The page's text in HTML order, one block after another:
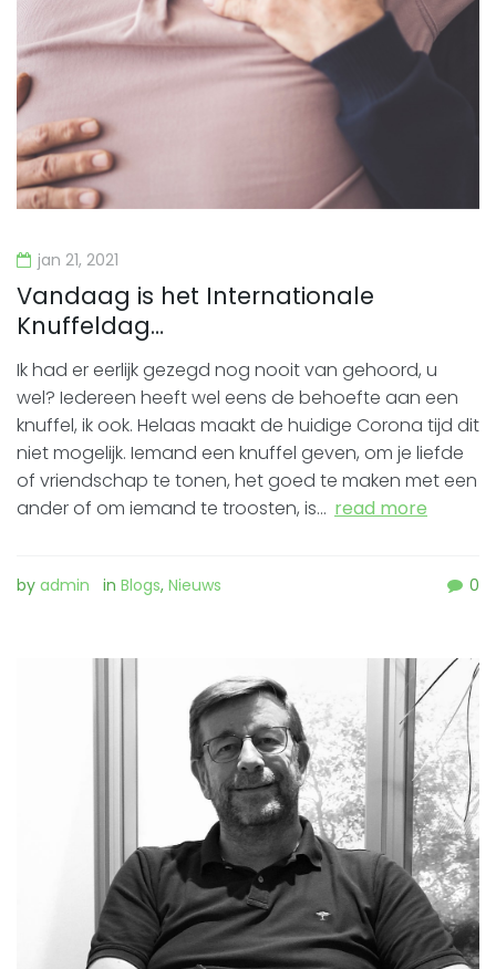
jan 21, 2021
Vandaag is het Internationale
Knuffeldag…
Ik had er eerlijk gezegd nog nooit van gehoord, u
wel? Iedereen heeft wel eens de behoefte aan een
knuffel, ik ook. Helaas maakt de huidige Corona tijd dit
niet mogelijk. Iemand een knuffel geven, om je liefde
of vriendschap te tonen, het goed te maken met een
ander of om iemand te troosten, is… read more
by admin in Blogs, Nieuws 0